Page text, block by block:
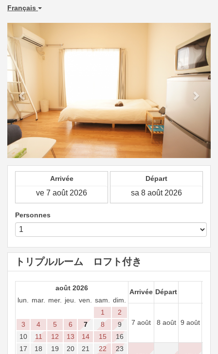
Français
Previous Next
Arrivée Départ
Personnes
トリプルルーム ロフト付き
août 2026
lun.
mar. mer. jeu. ven. sam.
dim.
1
2
3
4 5 6 7 8
9
10
11 12 13 14 15
16
17
18 19 20 21 22
23
Arrivée Départ
7 août 8 août 9 août